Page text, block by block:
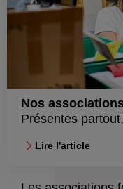
Nos
Présentes
Lire l'article